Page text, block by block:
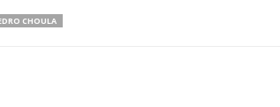
CHOULA